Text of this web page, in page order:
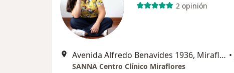
2 opinión
Avenida Alfredo Benavides 1936, Miraflores •
SANNA Centro Clínico Miraflores